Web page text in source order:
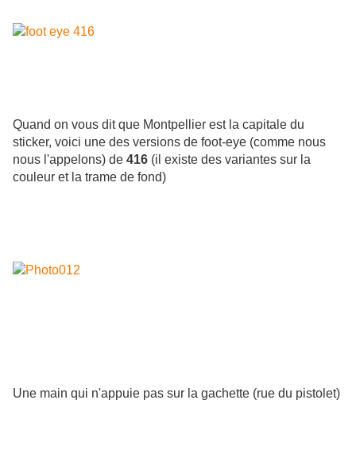
Quand on vous dit que Montpellier est la capitale du
sticker, voici une des versions de foot-eye (comme nous
nous l'appelons) de 416 (il existe des variantes sur la
couleur et la trame de fond)
Une main qui n'appuie pas sur la gachette (rue du pistolet)